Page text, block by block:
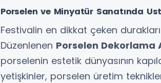
Porselen ve Minyatür Sanatında
Festivalin en dikkat çeken
Düzenlenen Porselen Dekorlama
porselenin estetik dünyasının
yetişkinler, porselen üretim